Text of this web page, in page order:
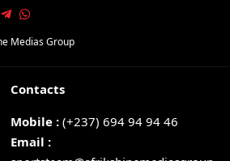
Medias Group
Contacts
Mobile : (+237) 694 94 94 46
Email :